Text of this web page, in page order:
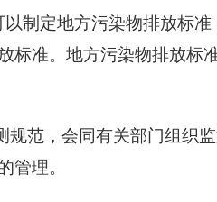
制定地方污染物排放标
标准。地方污染物排放标
范，会同有关部门组织
理。